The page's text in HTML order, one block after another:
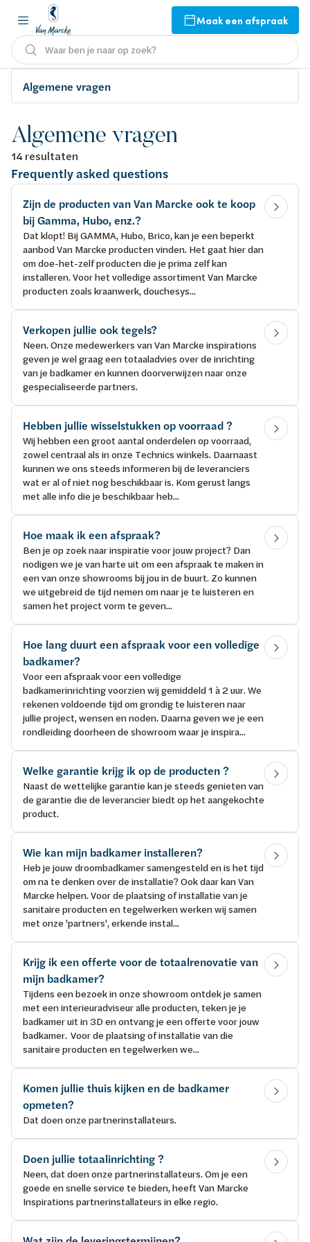
Maak een afspraak
Waar ben je naar op zoek?
Algemene vragen
Algemene vragen
14 resultaten
Frequently asked questions
Zijn de producten van Van Marcke ook te koop
bij Gamma, Hubo, enz.?
Dat klopt! Bij GAMMA, Hubo, Brico, kan je een beperkt
aanbod Van Marcke producten vinden. Het gaat hier dan
om doe-het-zelf producten die je prima zelf kan
installeren. Voor het volledige assortiment Van Marcke
producten zoals kraanwerk, douchesys...
Verkopen jullie ook tegels?
Neen. Onze medewerkers van Van Marcke inspirations
geven je wel graag een totaaladvies over de inrichting
van je badkamer en kunnen doorverwijzen naar onze
gespecialiseerde partners.
Hebben jullie wisselstukken op voorraad ?
Wij hebben een groot aantal onderdelen op voorraad,
zowel centraal als in onze Technics winkels. Daarnaast
kunnen we ons steeds informeren bij de leveranciers
wat er al of niet nog beschikbaar is. Kom gerust langs
met alle info die je beschikbaar heb...
Hoe maak ik een afspraak?
Ben je op zoek naar inspiratie voor jouw project? Dan
nodigen we je van harte uit om een afspraak te maken in
een van onze showrooms bij jou in de buurt. Zo kunnen
we uitgebreid de tijd nemen om naar je te luisteren en
samen het project vorm te geven...
Hoe lang duurt een afspraak voor een volledige
badkamer?
Voor een afspraak voor een volledige
badkamerinrichting voorzien wij gemiddeld 1 à 2 uur. We
rekenen voldoende tijd om grondig te luisteren naar
jullie project, wensen en noden. Daarna geven we je een
rondleiding doorheen de showroom waar je inspira...
Welke garantie krijg ik op de producten ?
Naast de wettelijke garantie kan je steeds genieten van
de garantie die de leverancier biedt op het aangekochte
product.
Wie kan mijn badkamer installeren?
Heb je jouw droombadkamer samengesteld en is het tijd
om na te denken over de installatie? Ook daar kan Van
Marcke helpen. Voor de plaatsing of installatie van je
sanitaire producten en tegelwerken werken wij samen
met onze 'partners', erkende instal...
Krijg ik een offerte voor de totaalrenovatie van
mijn badkamer?
Tijdens een bezoek in onze showroom ontdek je samen
met een interieuradviseur alle producten, teken je je
badkamer uit in 3D en ontvang je een offerte voor jouw
badkamer. Voor de plaatsing of installatie van die
sanitaire producten en tegelwerken we...
Komen jullie thuis kijken en de badkamer
opmeten?
Dat doen onze partnerinstallateurs.
Doen jullie totaalinrichting ?
Neen, dat doen onze partnerinstallateurs. Om je een
goede en snelle service te bieden, heeft Van Marcke
Inspirations partnerinstallateurs in elke regio.